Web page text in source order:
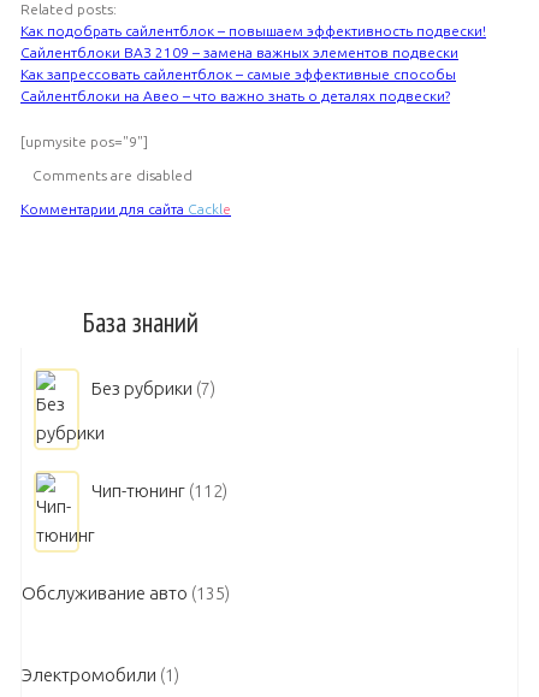
Related posts:
Как подобрать сайлентблок – повышаем эффективность подвески!
Сайлентблоки ВАЗ 2109 – замена важных элементов подвески
Как запрессовать сайлентблок – самые эффективные способы
Сайлентблоки на Авео – что важно знать о деталях подвески?
[upmysite pos="9"]
Comments are disabled
Комментарии для сайта Cackle
База знаний
Без рубрики (7)
Чип-тюнинг (112)
Обслуживание авто (135)
Электромобили (1)